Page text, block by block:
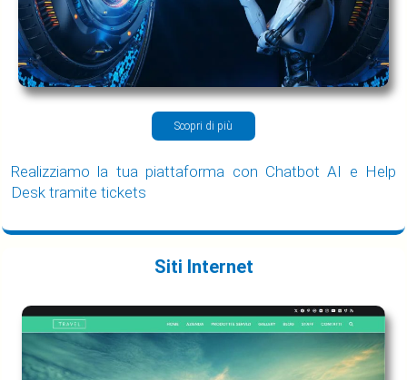
Scopri di più
Realizziamo la tua piattaforma con Chatbot AI e Help
Desk tramite tickets
Siti Internet